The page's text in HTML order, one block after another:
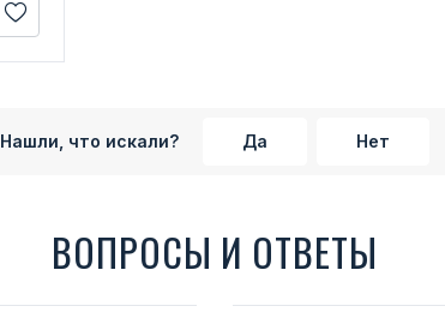
Нашли, что искали? Да Нет
ВОПРОСЫ И ОТВЕТЫ